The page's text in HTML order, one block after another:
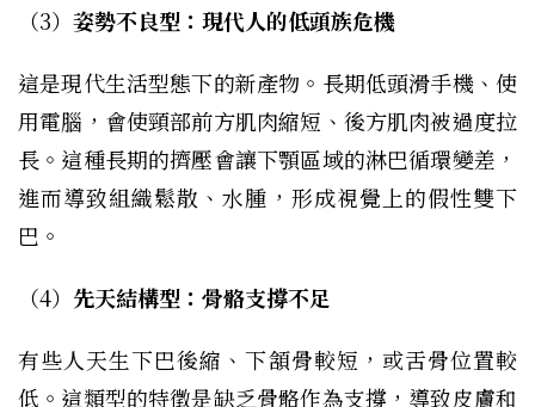
（3） 姿勢不良型：現代人的低頭族危機
這是現代生活型態下的新產物。長期低頭滑手機、使
用電腦，會使頸部前方肌肉縮短、後方肌肉被過度拉
長。這種長期的擠壓會讓下顎區域的淋巴循環變差，
進而導致組織鬆散、水腫，形成視覺上的假性雙下
巴。
（4） 先天結構型：骨骼支撐不足
有些人天生下巴後縮、下頷骨較短，或舌骨位置較
低。這類型的特徵是缺乏骨骼作為支撐，導致皮膚和